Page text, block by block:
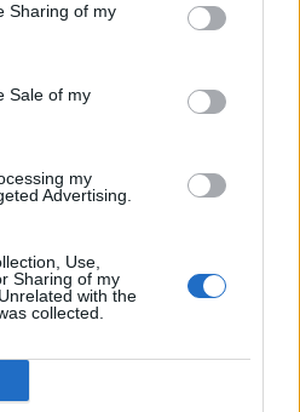
Sharing of my
Sale of my
my
Advertising.
Use,
Sharing of my
with the
collected.
6.300 MC​
PE​
20.000 MC​